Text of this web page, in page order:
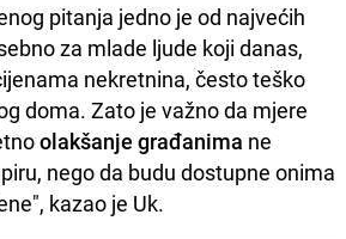
pitanja jedno je od najvećih
za mlade ljude koji danas,
nekretnina, često teško
doma. Zato je važno da mjere
olakšanje građanima ne
nego da budu dostupne onima
kazao je Uk.